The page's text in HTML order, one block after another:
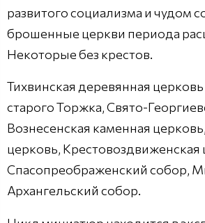
развитого социализма и чудом
брошенные церкви периода
Некоторые без крестов.
Тихвинская деревянная церковь
старого Торжка, Свято-
Вознесенская каменная
церковь, Крестовоздвиженская
Спасопреображенский собор,
Архангельский собор.